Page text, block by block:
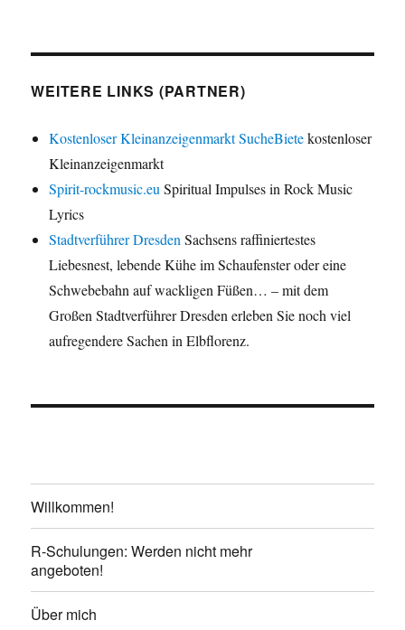
WEITERE LINKS (PARTNER)
Kostenloser Kleinanzeigenmarkt SucheBietekostenloser
Kleinanzeigenmarkt
Spirit-rockmusic.euSpiritual Impulses in Rock Music
Lyrics
Stadtverführer DresdenSachsens raffiniertestes
Liebesnest, lebende Kühe im Schaufenster oder eine
Schwebebahn auf wackligen Füßen… – mit dem
Großen Stadtverführer Dresden erleben Sie noch viel
aufregendere Sachen in Elbflorenz.
Willkommen!
R-Schulungen: Werden nicht mehr
angeboten!
Über mich